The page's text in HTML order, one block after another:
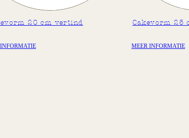
Cakevorm 25 cm antikleef